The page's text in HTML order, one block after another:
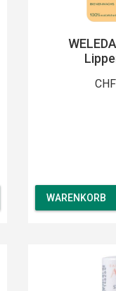
WARENKORB